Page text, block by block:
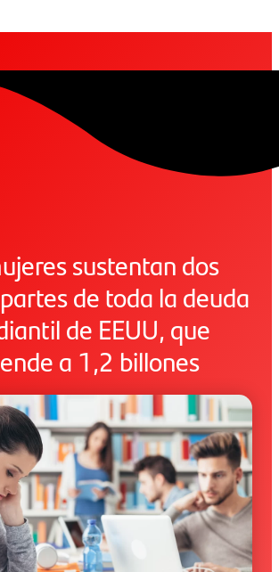
sustentan dos
de toda la deuda
de EEUU, que
a 1,2 billones